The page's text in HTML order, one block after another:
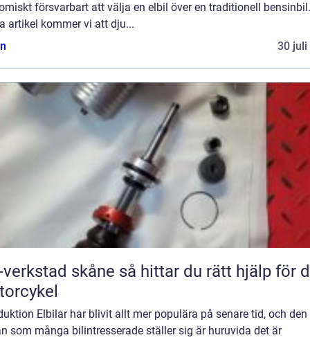
försvarbart att välja en elbil över en traditionell
artikel kommer vi att dju...
30 juli
skåne så hittar du rätt hjälp för din
Elbilar har blivit allt mer populära på senare tid, och
som många bilintresserade ställer sig är huruvida det är